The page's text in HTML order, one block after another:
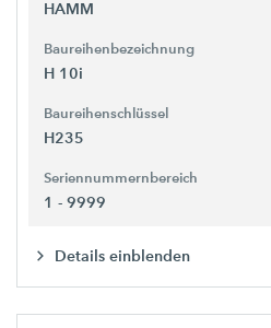
HAMM
Baureihenbezeichnung
H 10i
Baureihenschlüssel
H235
Seriennummernbereich
1 - 9999
Details einblenden